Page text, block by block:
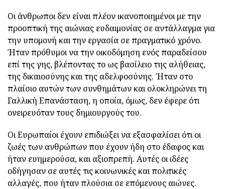
Οι άνθρωποι δεν είναι πλέον ικανοποιημένοι με την
προοπτική της αιώνιας ευδαιμονίας σε αντάλλαγμα για
την υπομονή και την εργασία σε πραγματικό χρόνο.
Ήταν πρόθυμοι να την οικοδόμηση ενός παραδείσου
επί της γης, βλέποντας το ως βασίλειο της αλήθειας,
της δικαιοσύνης και της αδελφοσύνης. Ήταν στο
πλαίσιο αυτών των συνθημάτων και ολοκληρώνει τη
Γαλλική Επανάσταση, η οποία, όμως, δεν έφερε ότι
ονειρευόταν τους δημιουργούς του.
Οι Ευρωπαίοι έχουν επιδιώξει να εξασφαλίσει ότι οι
ζωές των ανθρώπων που έχουν ήδη στο έδαφος και
ήταν ευημερούσα, και αξιοπρεπή. Αυτές οι ιδέες
οδήγησαν σε αυτές τις κοινωνικές και πολιτικές
αλλαγές, που ήταν πλούσια σε επόμενους αιώνες.